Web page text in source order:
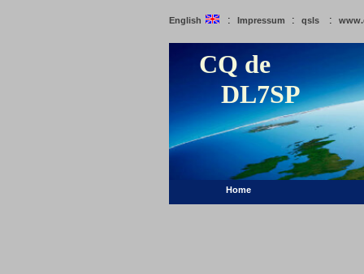
English : Impressum : qsls :
CQ de
DL7SP
Home